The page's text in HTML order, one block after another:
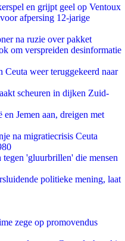
en grijpt geel op Ventoux
afpersing 12-jarige
na ruzie over pakket
om verspreiden desinformatie
Ceuta weer teruggekeerd naar
scheuren in dijken Zuid-
Jemen aan, dreigen met
na migratiecrisis Ceuta
'gluurbrillen' die mensen
politieke mening, laat
zege op promovendus